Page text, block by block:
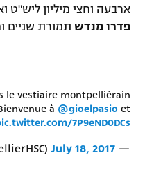
ארבעה וחצי מיליון ליש"ט
פדרו מנדש תמורת שניים
le vestiaire montpelliérain
à @gioelpasio et
7P9eND0DCs
— MHSC (@MontpellierHSC)
July 18, 2017